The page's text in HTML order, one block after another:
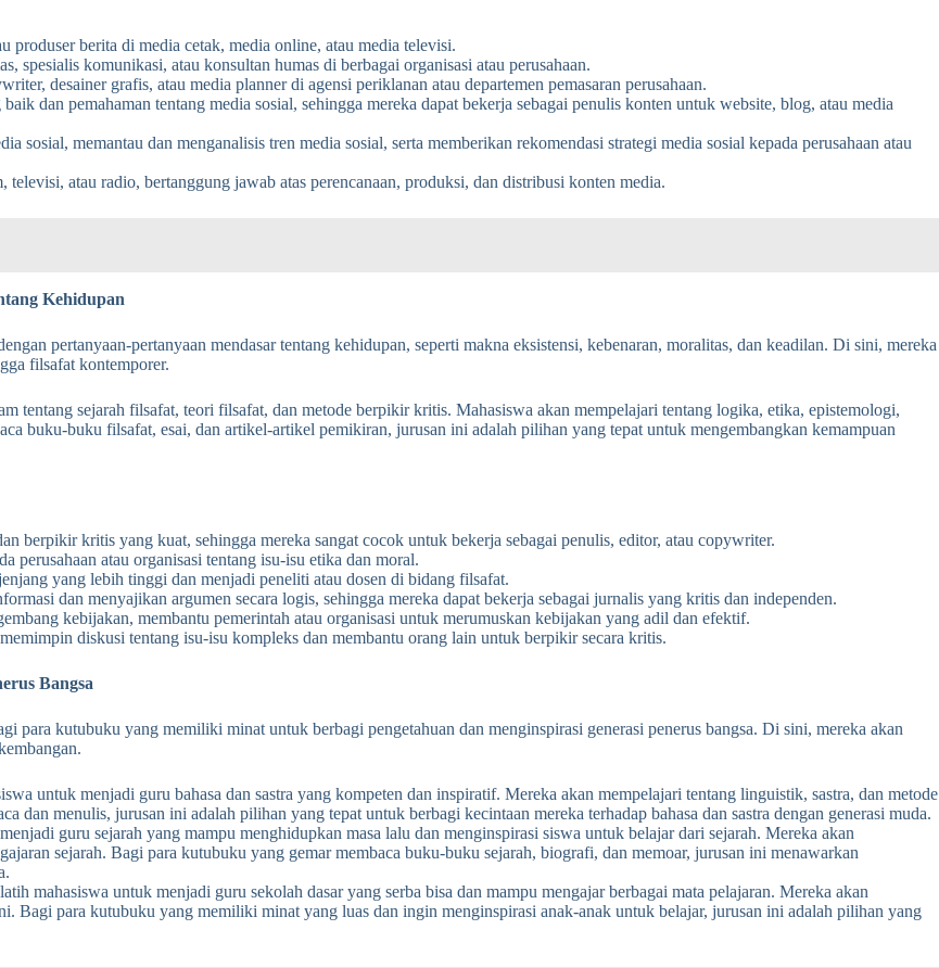
produser berita di media cetak, media online, atau media televisi.
spesialis komunikasi, atau konsultan humas di berbagai organisasi atau perusahaan.
desainer grafis, atau media planner di agensi periklanan atau departemen pemasaran perusahaan.
dan pemahaman tentang media sosial, sehingga mereka dapat bekerja sebagai penulis konten untuk website, blog, atau media
sosial, memantau dan menganalisis tren media sosial, serta memberikan rekomendasi strategi media sosial kepada perusahaan atau
atau radio, bertanggung jawab atas perencanaan, produksi, dan distribusi konten media.
Kehidupan
pertanyaan-pertanyaan mendasar tentang kehidupan, seperti makna eksistensi, kebenaran, moralitas, dan keadilan. Di sini, mereka
filsafat kontemporer.
tentang sejarah filsafat, teori filsafat, dan metode berpikir kritis. Mahasiswa akan mempelajari tentang logika, etika, epistemologi,
buku-buku filsafat, esai, dan artikel-artikel pemikiran, jurusan ini adalah pilihan yang tepat untuk mengembangkan kemampuan
berpikir kritis yang kuat, sehingga mereka sangat cocok untuk bekerja sebagai penulis, editor, atau copywriter.
perusahaan atau organisasi tentang isu-isu etika dan moral.
yang lebih tinggi dan menjadi peneliti atau dosen di bidang filsafat.
dan menyajikan argumen secara logis, sehingga mereka dapat bekerja sebagai jurnalis yang kritis dan independen.
kebijakan, membantu pemerintah atau organisasi untuk merumuskan kebijakan yang adil dan efektif.
diskusi tentang isu-isu kompleks dan membantu orang lain untuk berpikir secara kritis.
Bangsa
para kutubuku yang memiliki minat untuk berbagi pengetahuan dan menginspirasi generasi penerus bangsa. Di sini, mereka akan
untuk menjadi guru bahasa dan sastra yang kompeten dan inspiratif. Mereka akan mempelajari tentang linguistik, sastra, dan metode
dan menulis, jurusan ini adalah pilihan yang tepat untuk berbagi kecintaan mereka terhadap bahasa dan sastra dengan generasi muda.
guru sejarah yang mampu menghidupkan masa lalu dan menginspirasi siswa untuk belajar dari sejarah. Mereka akan
sejarah. Bagi para kutubuku yang gemar membaca buku-buku sejarah, biografi, dan memoar, jurusan ini menawarkan
mahasiswa untuk menjadi guru sekolah dasar yang serba bisa dan mampu mengajar berbagai mata pelajaran. Mereka akan
Bagi para kutubuku yang memiliki minat yang luas dan ingin menginspirasi anak-anak untuk belajar, jurusan ini adalah pilihan yang